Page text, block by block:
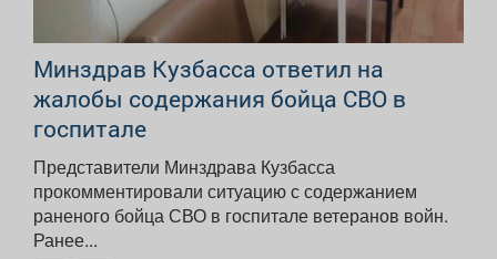
Минздрав Кузбасса ответил на
жалобы содержания бойца СВО в
госпитале
Представители Минздрава Кузбасса
прокомментировали ситуацию с содержанием
раненого бойца СВО в госпитале ветеранов войн.
Ранее...